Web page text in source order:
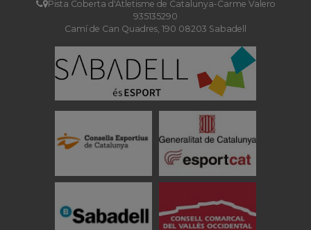
Pista Coberta d'Atletisme de Catalunya-Carme Valero
935135290
Camí de Can Quadres, 190 08203 Sabadell